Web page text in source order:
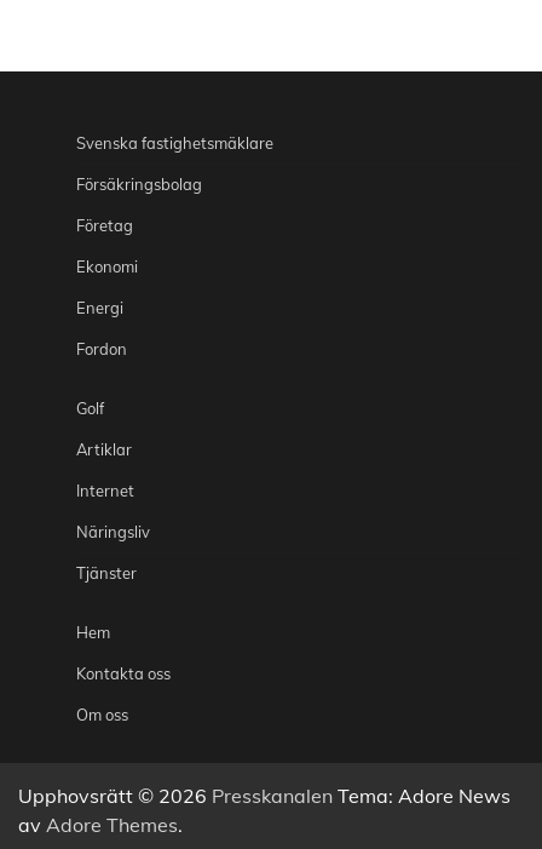
Svenska fastighetsmäklare
Försäkringsbolag
Företag
Ekonomi
Energi
Fordon
Golf
Artiklar
Internet
Näringsliv
Tjänster
Hem
Kontakta oss
Om oss
Upphovsrätt © 2026 Presskanalen Tema: Adore News
av Adore Themes.